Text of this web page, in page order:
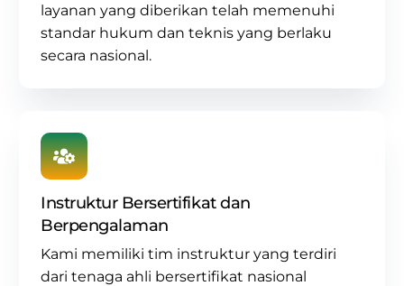
layanan yang diberikan telah memenuhi
standar hukum dan teknis yang berlaku
secara nasional.
Instruktur Bersertifikat dan
Berpengalaman
Kami memiliki tim instruktur yang terdiri
dari tenaga ahli bersertifikat nasional